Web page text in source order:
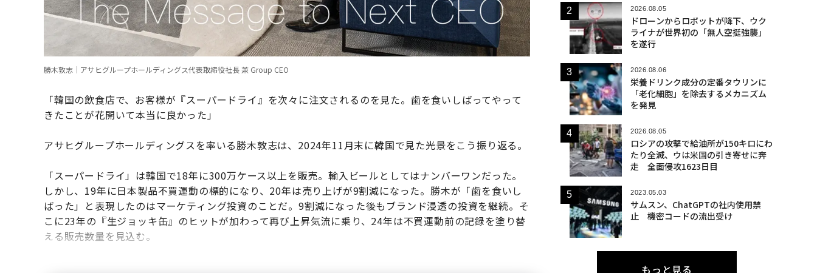
勝木敦志｜アサヒグループホールディングス代表取締役社長 兼 Group CEO
「韓国の飲食店で、お客様が『スーパードライ』を次々に注文されるのを見た。歯を食いしばってやって
きたことが花開いて本当に良かった」
アサヒグループホールディングスを率いる勝木敦志は、2024年11月末に韓国で見た光景をこう振り返る。
「スーパードライ」は韓国で18年に300万ケース以上を販売。輸入ビールとしてはナンバーワンだった。
しかし、19年に日本製品不買運動の標的になり、20年は売り上げが9割減になった。勝木が「歯を食いし
ばった」と表現したのはマーケティング投資のことだ。9割減になった後もブランド浸透の投資を継続。そ
こに23年の『生ジョッキ缶』のヒットが加わって再び上昇気流に乗り、24年は不買運動前の記録を塗り替
える販売数量を見込む。
2026.08.05
ドローンからロボットが降下、ウク
ライナが世界初の「無人空挺強襲」
を遂行
2026.08.06
栄養ドリンク成分の定番タウリンに
「老化細胞」を除去するメカニズム
を発見
2026.08.05
ロシアの攻撃で給油所が150キロにわ
たり全滅、ウは米国の引き寄せに奔
走 全面侵攻1623日目
2023.05.03
サムスン、ChatGPTの社内使用禁
止 機密コードの流出受け
もっと見る